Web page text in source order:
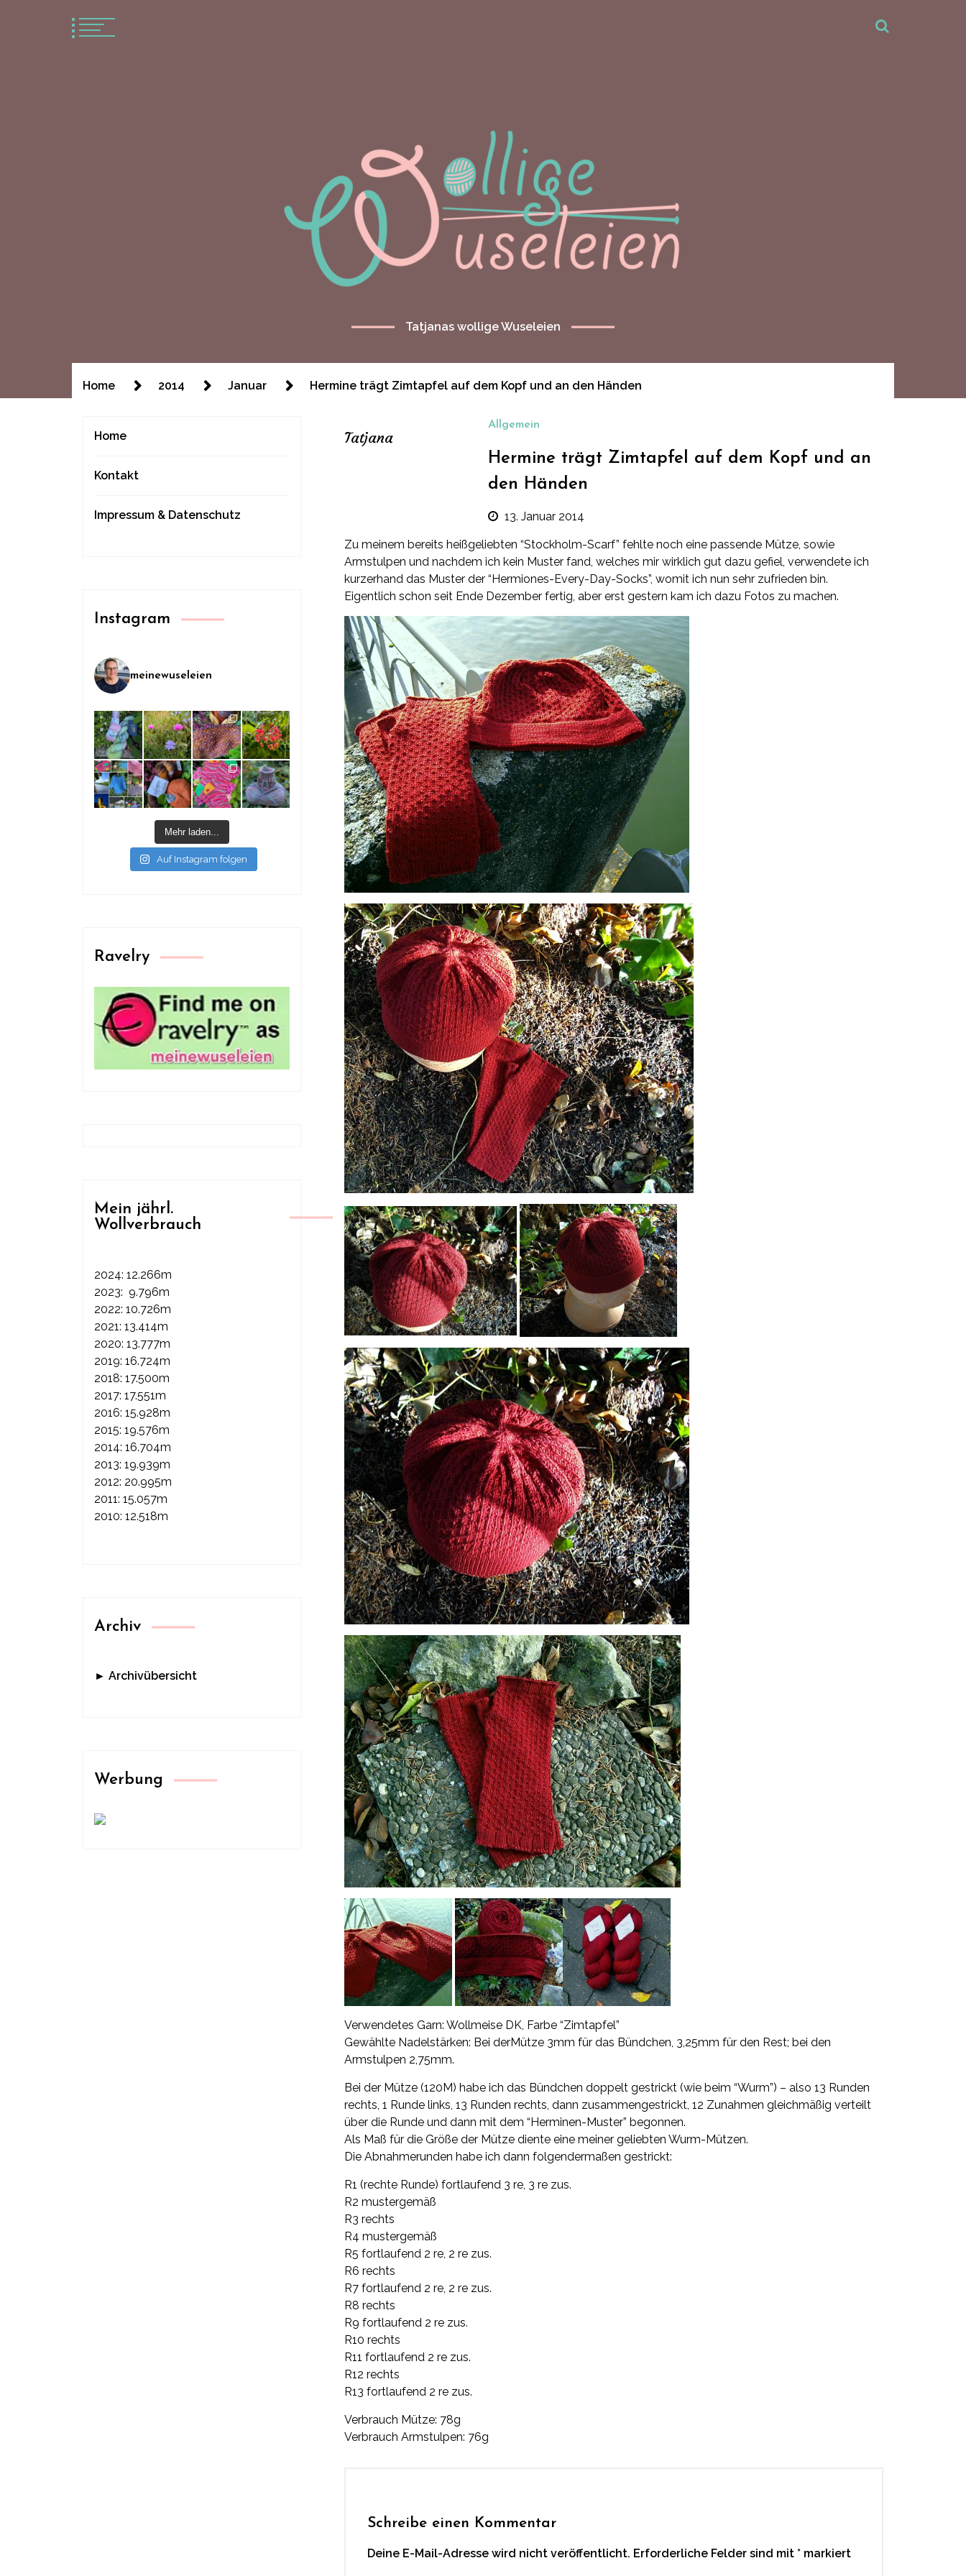
Tatjanas wollige Wuseleien
Home 2014 Januar Hermine trägt Zimtapfel auf dem Kopf und an den Händen
Tatjana
Allgemein
Hermine trägt Zimtapfel auf dem Kopf und an
den Händen
13. Januar 2014
Zu meinem bereits heißgeliebten“Stockholm-Scarf” fehlte noch eine passende Mütze, sowie
Armstulpen und nachdem ich kein Muster fand, welches mir wirklich gut dazu gefiel, verwendete ich
kurzerhand das Muster der“Hermiones-Every-Day-Socks”, womit ich nun sehr zufrieden bin.
Eigentlich schon seit Ende Dezember fertig, aber erst gestern kam ich dazu Fotos zu machen.
Verwendetes Garn:Wollmeise DK, Farbe “Zimtapfel”
Gewählte Nadelstärken: Bei derMütze 3mm für das Bündchen, 3,25mm für den Rest; bei den
Armstulpen 2,75mm.
Bei der Mütze (120M) habe ich das Bündchen doppelt gestrickt (wie beim“Wurm”) – also 13 Runden
rechts, 1 Runde links, 13 Runden rechts, dann zusammengestrickt, 12 Zunahmen gleichmäßig verteilt
über die Runde und dann mit dem “Herminen-Muster” begonnen.
Als Maß für die Größe der Mütze diente eine meiner geliebten Wurm-Mützen.
Die Abnahmerunden habe ich dann folgendermaßen gestrickt:
R1 (rechte Runde) fortlaufend 3 re, 3 re zus.
R2 mustergemäß
R3 rechts
R4 mustergemäß
R5 fortlaufend 2 re, 2 re zus.
R6 rechts
R7 fortlaufend 2 re, 2 re zus.
R8 rechts
R9 fortlaufend 2 re zus.
R10 rechts
R11 fortlaufend 2 re zus.
R12 rechts
R13 fortlaufend 2 re zus.
Verbrauch Mütze: 78g
Verbrauch Armstulpen: 76g
Schreibe einen Kommentar
Deine E-Mail-Adresse wird nicht veröffentlicht. Erforderliche Felder sind mit* markiert
Home
Kontakt
Impressum & Datenschutz
Instagram
meinewuseleien
Mehr laden...
Auf Instagram folgen
Ravelry
Mein jährl.
Wollverbrauch
2024: 12.266m
2023: 9.796m
2022: 10.726m
2021: 13.414m
2020: 13.777m
2019: 16.724m
2018: 17.500m
2017: 17.551m
2016: 15.928m
2015: 19.576m
2014: 16.704m
2013: 19.939m
2012: 20.995m
2011: 15.057m
2010: 12.518m
Archiv
► Archivübersicht
Werbung